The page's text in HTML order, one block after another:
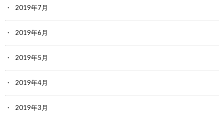
2019年7月
2019年6月
2019年5月
2019年4月
2019年3月